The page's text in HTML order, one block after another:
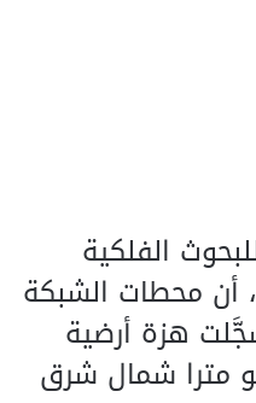
الفلكية
أن محطات الشبكة
هزة أرضية
بعد 17 كيلو مترا شمال شرق